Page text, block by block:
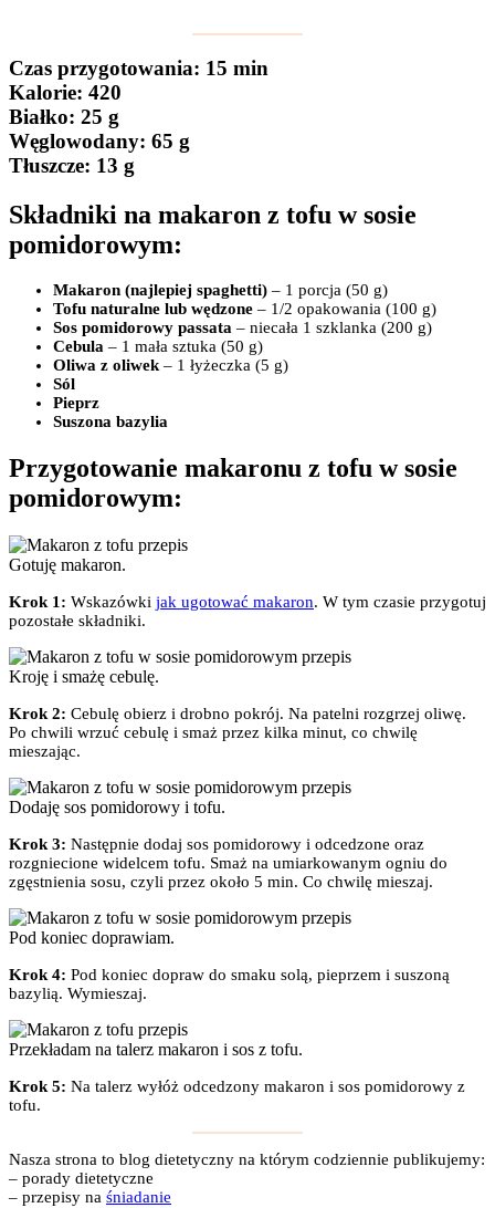
Czas przygotowania: 15 min
Kalorie: 420
Białko: 25 g
Węglowodany: 65 g
Tłuszcze: 13 g
Składniki na makaron z tofu w sosie
pomidorowym:
Makaron (najlepiej spaghetti) – 1 porcja (50 g)
Tofu naturalne lub wędzone – 1/2 opakowania (100 g)
Sos pomidorowy passata – niecała 1 szklanka (200 g)
Cebula – 1 mała sztuka (50 g)
Oliwa z oliwek– 1 łyżeczka (5 g)
Sól
Pieprz
Suszona bazylia
Przygotowanie makaronu z tofu w sosie
pomidorowym:
Gotuję makaron.
Krok 1: Wskazówki jak ugotować makaron. W tym czasie przygotuj
pozostałe składniki.
Kroję i smażę cebulę.
Krok 2: Cebulę obierz i drobno pokrój. Na patelni rozgrzej oliwę.
Po chwili wrzuć cebulę i smaż przez kilka minut, co chwilę
mieszając.
Dodaję sos pomidorowy i tofu.
Krok 3: Następnie dodaj sos pomidorowy i odcedzone oraz
rozgniecione widelcem tofu. Smaż na umiarkowanym ogniu do
zgęstnienia sosu, czyli przez około 5 min. Co chwilę mieszaj.
Pod koniec doprawiam.
Krok 4: Pod koniec dopraw do smaku solą, pieprzem i suszoną
bazylią. Wymieszaj.
Przekładam na talerz makaron i sos z tofu.
Krok 5: Na talerz wyłóż odcedzony makaron i sos pomidorowy z
tofu.
Nasza strona to blog dietetyczny na którym codziennie publikujemy:
– porady dietetyczne
– przepisy na śniadanie